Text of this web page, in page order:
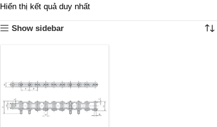
Hiển thị kết quả duy nhất
Show sidebar